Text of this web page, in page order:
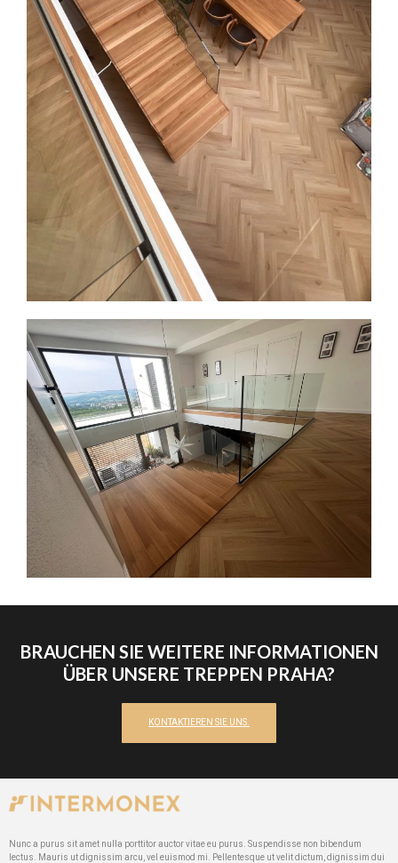
BRAUCHEN SIE WEITERE INFORMATIONEN
ÜBER UNSERE TREPPEN PRAHA?
KONTAKTIEREN SIE UNS.
Nunc a purus sit amet nulla porttitor auctor vitae eu purus. Suspendisse non bibendum
lectus. Mauris ut dignissim arcu, vel euismod mi. Pellentesque ut velit dictum, dignissim dui